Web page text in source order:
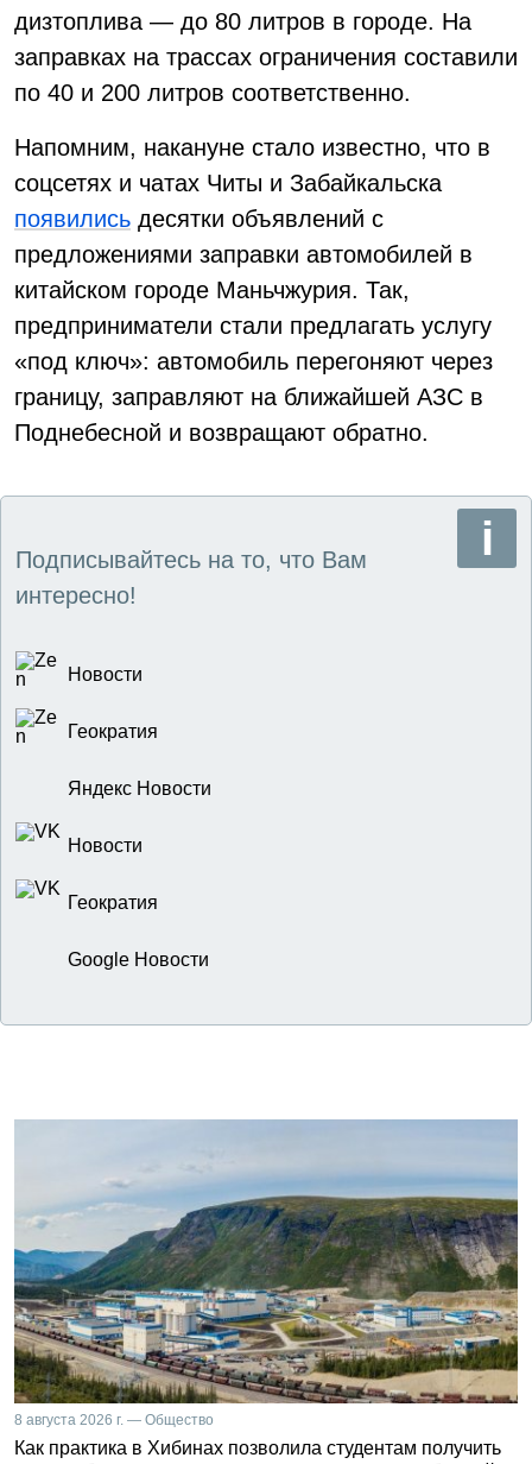
дизтоплива — до 80 литров в городе. На
заправках на трассах ограничения составили
по 40 и 200 литров соответственно.
Напомним, накануне стало известно, что в
соцсетях и чатах Читы и Забайкальска
появились десятки объявлений с
предложениями заправки автомобилей в
китайском городе Маньчжурия. Так,
предприниматели стали предлагать услугу
«под ключ»: автомобиль перегоняют через
границу, заправляют на ближайшей АЗС в
Поднебесной и возвращают обратно.
Подписывайтесь на то, что Вам
интересно!
Новости
Геократия
Яндекс Новости
Новости
Геократия
Google Новости
8 августа 2026 г. — Общество
Как практика в Хибинах позволила студентам получить